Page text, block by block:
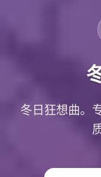
冬日狂想曲。